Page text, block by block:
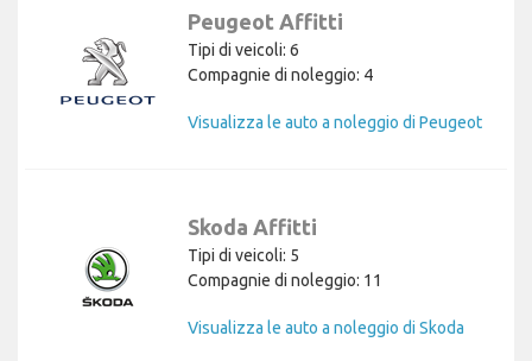
Peugeot Affitti
Tipi di veicoli: 6
Compagnie di noleggio: 4
Visualizza le auto a noleggio di Peugeot
Skoda Affitti
Tipi di veicoli: 5
Compagnie di noleggio: 11
Visualizza le auto a noleggio di Skoda